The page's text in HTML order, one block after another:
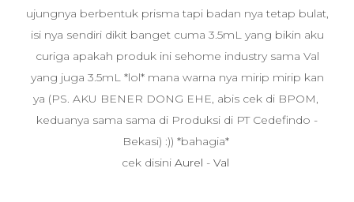
ujungnya berbentuk prisma tapi badan nya tetap bulat,
isi nya sendiri dikit banget cuma 3.5mL yang bikin aku
curiga apakah produk ini sehome industry sama Val
yang juga 3.5mL *lol* mana warna nya mirip mirip kan
ya (PS. AKU BENER DONG EHE, abis cek di BPOM,
keduanya sama sama di Produksi di PT Cedefindo -
Bekasi) :)) *bahagia*
cek disini Aurel - Val